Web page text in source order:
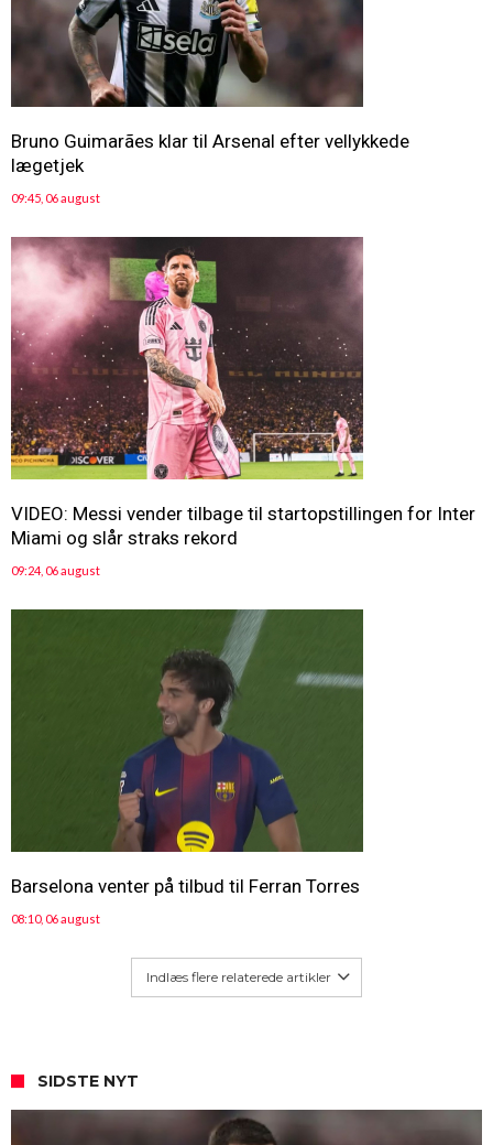
Bruno Guimarães klar til Arsenal efter vellykkede
lægetjek
09:45, 06 august
VIDEO: Messi vender tilbage til startopstillingen for Inter
Miami og slår straks rekord
09:24, 06 august
Barselona venter på tilbud til Ferran Torres
08:10, 06 august
Indlæs flere relaterede artikler
SIDSTE NYT